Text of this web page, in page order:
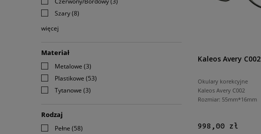
Szary(8)
więcej
Materiał
Metalowe (3)
Plastikowe (53)
Tytanowe (3)
Rodzaj
Pełne (58)
Kaleos Avery C002
Okulary korekcyjne
Kaleos Avery C002
Rozmiar: 55mm*16mm
998,00 zł